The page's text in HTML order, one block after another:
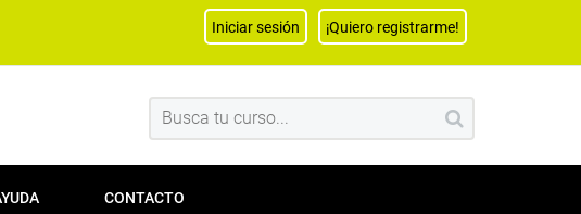
Iniciar sesión ¡Quiero registrarme!
CONTACTO